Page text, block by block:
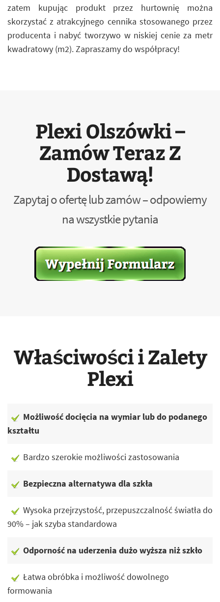
zatem kupując produkt przez hurtownię można
skorzystać z atrakcyjnego cennika stosowanego przez
producenta i nabyć tworzywo w niskiej cenie za metr
kwadratowy (m2). Zapraszamy do współpracy!
Plexi Olszówki –
Zamów Teraz Z
Dostawą!
Zapytaj o ofertę lub zamów – odpowiemy
na wszystkie pytania
Właściwości i Zalety
Plexi
Możliwość docięcia na wymiar lub do podanego
kształtu
Bardzo szerokie możliwości zastosowania
Bezpieczna alternatywa dla szkła
Wysoka przejrzystość, przepuszczalność światła do
90% – jak szyba standardowa
Odporność na uderzenia dużo wyższa niż szkło
Łatwa obróbka i możliwość dowolnego
formowania